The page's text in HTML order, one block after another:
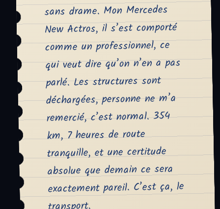
sans drame. Mon Mercedes
New Actros, il s’est comporté
comme un professionnel, ce
qui veut dire qu’on n’en a pas
parlé. Les structures sont
déchargées, personne ne m’a
remercié, c’est normal. 354
km, 7 heures de route
tranquille, et une certitude
absolue que demain ce sera
exactement pareil. C’est ça, le